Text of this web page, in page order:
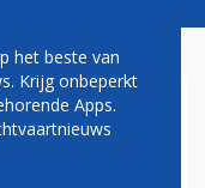
het beste van
Krijg onbeperkt
Apps.